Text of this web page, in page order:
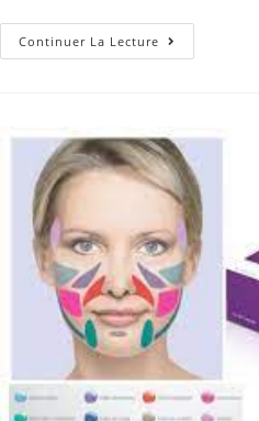
Continuer La Lecture